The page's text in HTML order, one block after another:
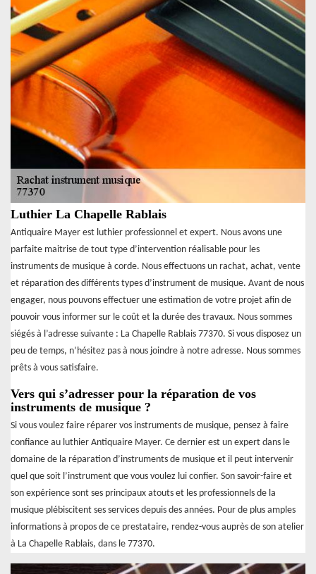
Luthier La Chapelle Rablais
Antiquaire Mayer est luthier professionnel et expert. Nous avons une
parfaite maitrise de tout type d’intervention réalisable pour les
instruments de musique à corde. Nous effectuons un rachat, achat, vente
et réparation des différents types d’instrument de musique. Avant de nous
engager, nous pouvons effectuer une estimation de votre projet afin de
pouvoir vous informer sur le coût et la durée des travaux. Nous sommes
siégés à l’adresse suivante : La Chapelle Rablais 77370. Si vous disposez un
peu de temps, n’hésitez pas à nous joindre à notre adresse. Nous sommes
prêts à vous satisfaire.
Vers qui s’adresser pour la réparation de vos
instruments de musique ?
Si vous voulez faire réparer vos instruments de musique, pensez à faire
confiance au luthier Antiquaire Mayer. Ce dernier est un expert dans le
domaine de la réparation d’instruments de musique et il peut intervenir
quel que soit l’instrument que vous voulez lui confier. Son savoir-faire et
son expérience sont ses principaux atouts et les professionnels de la
musique plébiscitent ses services depuis des années. Pour de plus amples
informations à propos de ce prestataire, rendez-vous auprès de son atelier
à La Chapelle Rablais, dans le 77370.